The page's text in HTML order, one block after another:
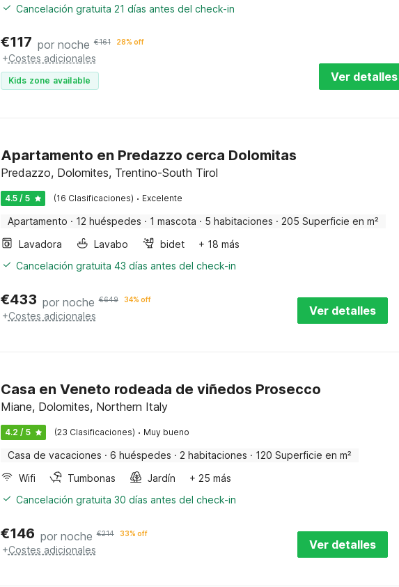
Cancelación gratuita 21 días antes del check-in
€117 por noche €161 28% off
+Costes adicionales
Kids zone available Ver detalles
Apartamento en Predazzo cerca Dolomitas
Predazzo, Dolomites, Trentino-South Tirol
4.5 / 5 (16 Clasificaciones) · Excelente
Apartamento · 12 huéspedes · 1 mascota · 5 habitaciones · 205 Superficie en m²
Lavadora
Lavabo bidet
+ 18 más
Cancelación gratuita 43 días antes del check-in
€433 por noche €649 34% off
+Costes adicionales Ver detalles
Casa en Veneto rodeada de viñedos Prosecco
Miane, Dolomites, Northern Italy
4.2 / 5 (23 Clasificaciones) · Muy bueno
Casa de vacaciones · 6 huéspedes · 2 habitaciones · 120 Superficie en m²
Wifi
Tumbonas Jardín
+ 25 más
Cancelación gratuita 30 días antes del check-in
€146 por noche €214 33% off
+Costes adicionales Ver detalles